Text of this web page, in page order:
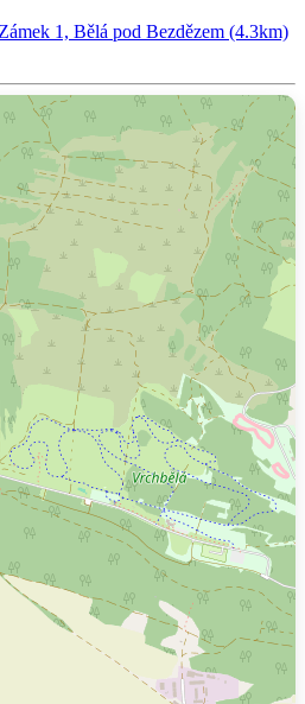
1, Bělá pod Bezdězem (4.3km)